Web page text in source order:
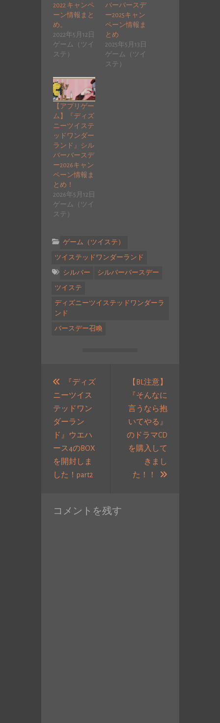
2022 キャンペ
ーン情報まと
め。
2022年5月12日
ゲーム（ツイ
ステ）
バーバースデ
ー2025キャン
ペーン情報ま
とめ
2025年5月13日
ゲーム（ツイ
ステ）
【アプリゲー
ム】『ディズ
ニーツイステ
ッドワンダー
ランド』シル
バーバースデ
ー2026キャン
ペーン情報ま
とめ！
2026年5月12日
ゲーム（ツイ
ステ）
ゲーム（ツイステ）
ツイステッドワンダーランド
シルバー シルバーバースデー
ツイステ
ディズニーツイステッドワンダーラ
ンド
バースデー召喚
『ディズ
ニーツイス
テッドワン
ダーラン
ド』ウエハ
ース4のBOX
を開封しま
した！part2過
投
【BL注意】
『そんなに
言うなら抱
いてやる』
のドラマCD
を購入して
きまし
た！！
次
コメントを残す